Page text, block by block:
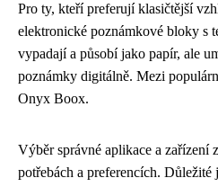
Pro ty, kteří preferují klasičtější
elektronické poznámkové bloky s
vypadají a působí jako papír, ale
poznámky digitálně. Mezi
Onyx Boox.
Výběr správné aplikace a zařízení
potřebách a preferencích.